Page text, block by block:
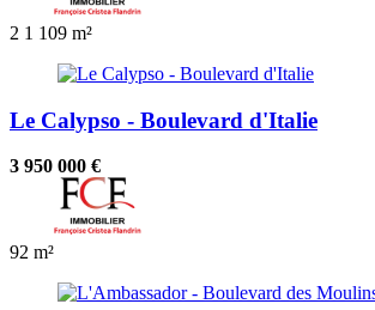
2 1 109 m²
Le Calypso - Boulevard d'Italie
3 950 000 €
92 m²